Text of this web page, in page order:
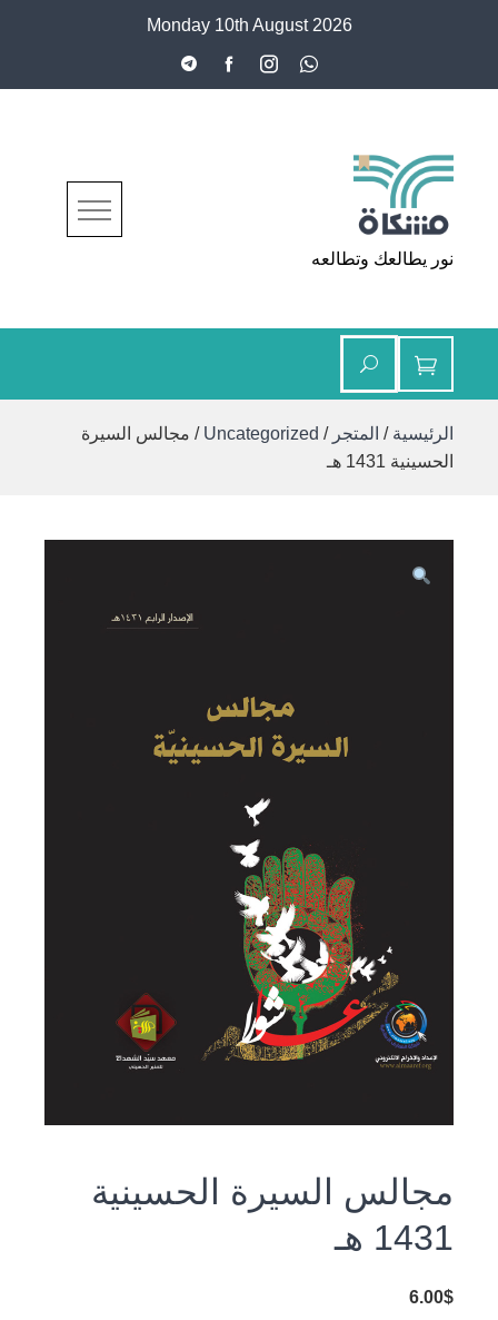
Monday 10th August 2026
مشكاة
نور يطالعك وتطالعه
الرئيسية / المتجر /
Uncategorized / مجالس السيرة
الحسينية 1431 هـ
مجالس السيرة الحسينية
1431 هـ
6.00$